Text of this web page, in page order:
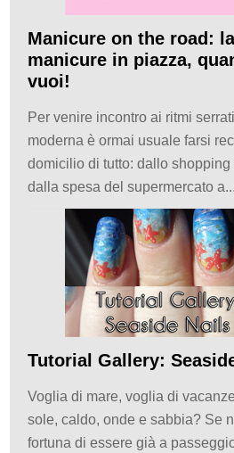
Manicure on the road: la
manicure in piazza,
vuoi!
Per venire incontro ai ritmi
moderna è ormai usuale farsi
domicilio di tutto: dallo shopping
dalla spesa del supermercato
Tutorial Gallery:
Voglia di mare, voglia di
sole, caldo, onde e sabbia? Se
fortuna di essere già a